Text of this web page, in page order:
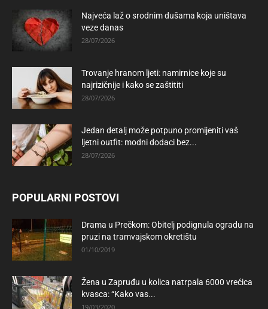
Najveća laž o srodnim dušama koja uništava
veze danas
28/07/2026
Trovanje hranom ljeti: namirnice koje su
najrizičnije i kako se zaštititi
28/07/2026
Jedan detalj može potpuno promijeniti vaš
ljetni outfit: modni dodaci bez...
28/07/2026
POPULARNI POSTOVI
Drama u Prečkom: Obitelj podignula ogradu na
pruzi na tramvajskom okretištu
01/10/2019
Žena u Zapruđu u kolica natrpala 6000 vrećica
kvasca: “Kako vas...
19/03/2020